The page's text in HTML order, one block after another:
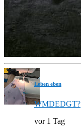
Leben eben
WMDEDGT?
vor 1 Tag